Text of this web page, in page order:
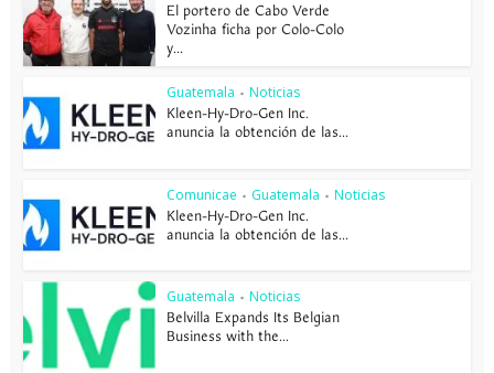
El portero de Cabo Verde
Vozinha ficha por Colo-Colo
y...
Guatemala • Noticias
Kleen-Hy-Dro-Gen Inc.
anuncia la obtención de las...
Comunicae • Guatemala • Noticias
Kleen-Hy-Dro-Gen Inc.
anuncia la obtención de las...
Guatemala • Noticias
Belvilla Expands Its Belgian
Business with the...